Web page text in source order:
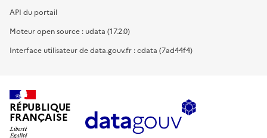
API du portail
Moteur open source : udata (17.2.0)
Interface utilisateur de data.gouv.fr : cdata (7ad44f4)
RÉPUBLIQUE
FRANÇAISE